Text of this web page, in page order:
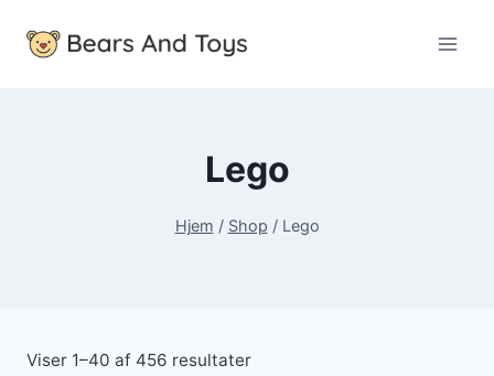
Lego
Hjem / Shop / Lego
Viser 1–40 af 456 resultater